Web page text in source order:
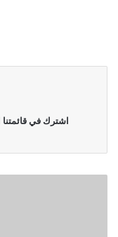
اشترك في قائمتنا